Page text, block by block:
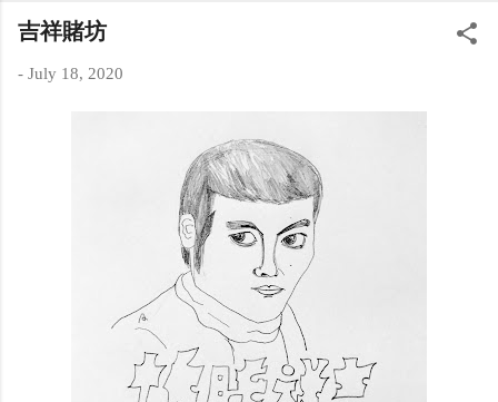
吉祥賭坊
- July 18, 2020